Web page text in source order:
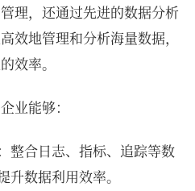
理，还通过先进的数据分析
效地管理和分析海量数据，
效率。
业能够：
整合日志、指标、追踪等数
数据利用效率。